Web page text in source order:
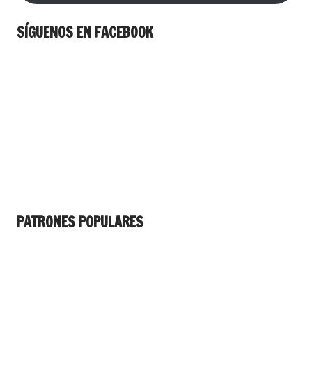
SÍGUENOS EN FACEBOOK
PATRONES POPULARES